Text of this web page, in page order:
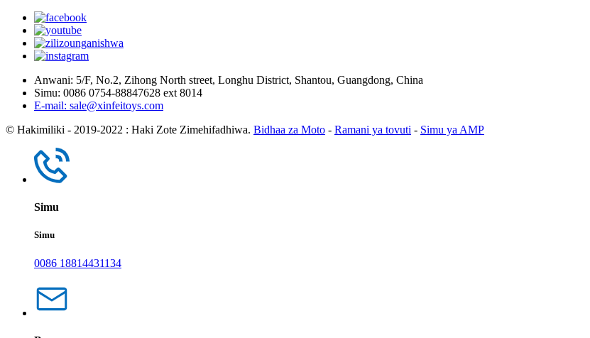
Anwani: 5/F, No.2, Zihong North street, Longhu District, Shantou, Guangdong, China
Simu: 0086 0754-88847628 ext 8014
E-mail: sale@xinfeitoys.com
© Hakimiliki - 2019-2022 : Haki Zote Zimehifadhiwa. Bidhaa za Moto - Ramani ya tovuti - Simu ya AMP
Simu
Simu
0086 18814431134